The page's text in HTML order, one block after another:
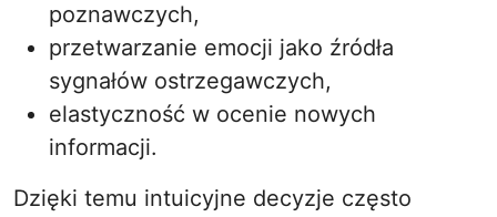
poznawczych,
przetwarzanie emocji jako źródła
sygnałów ostrzegawczych,
elastyczność w ocenie nowych
informacji.
Dzięki temu intuicyjne decyzje często